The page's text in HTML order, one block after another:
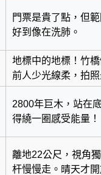
門票是貴了點，但
好到像在洗肺。
地標中的地標！竹
前人少光線柔，拍照
2800年巨木，站在
得繞一圈感受能量！
離地22公尺，視角
杆慢慢走。晴天才開